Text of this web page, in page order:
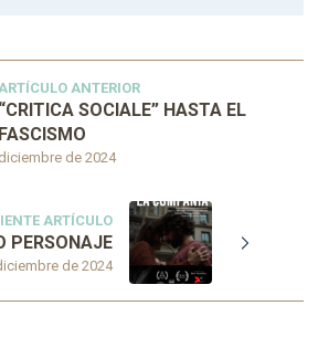
ANTERIOR
diciembre de 2024
“CRITICA SOCIALE” HASTA EL
FASCISMO
ARTÍCULO
de 2024
PERSONAJE